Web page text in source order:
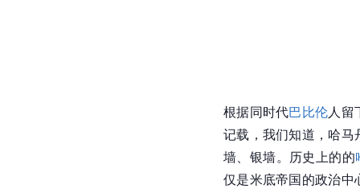
根据同时代巴比伦人留
记载，我们知道，哈马
墙、银墙。历史上的的
仅是米底帝国的政治中